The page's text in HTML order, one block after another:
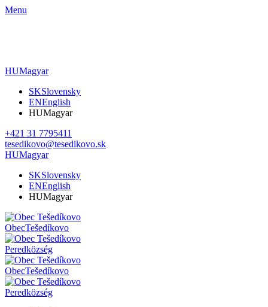
Menu
HUMagyar
SKSlovensky
ENEnglish
HUMagyar
+421 31 7795411
tesedikovo@tesedikovo.sk
HUMagyar
SKSlovensky
ENEnglish
HUMagyar
ObecTešedíkovo
Peredközség
ObecTešedíkovo
Peredközség